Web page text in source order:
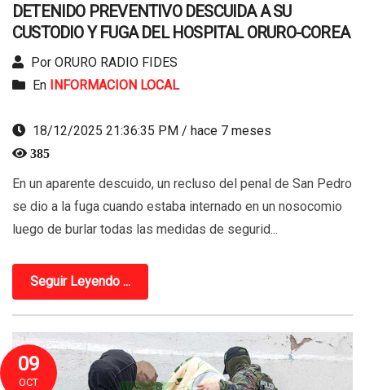
DETENIDO PREVENTIVO DESCUIDA A SU
CUSTODIO Y FUGA DEL HOSPITAL ORURO-COREA
Por ORURO RADIO FIDES
En INFORMACION LOCAL
18/12/2025 21:36:35 PM / hace 7 meses
385
En un aparente descuido, un recluso del penal de San Pedro
se dio a la fuga cuando estaba internado en un nosocomio
luego de burlar todas las medidas de segurid...
Seguir Leyendo ...
09
OCT